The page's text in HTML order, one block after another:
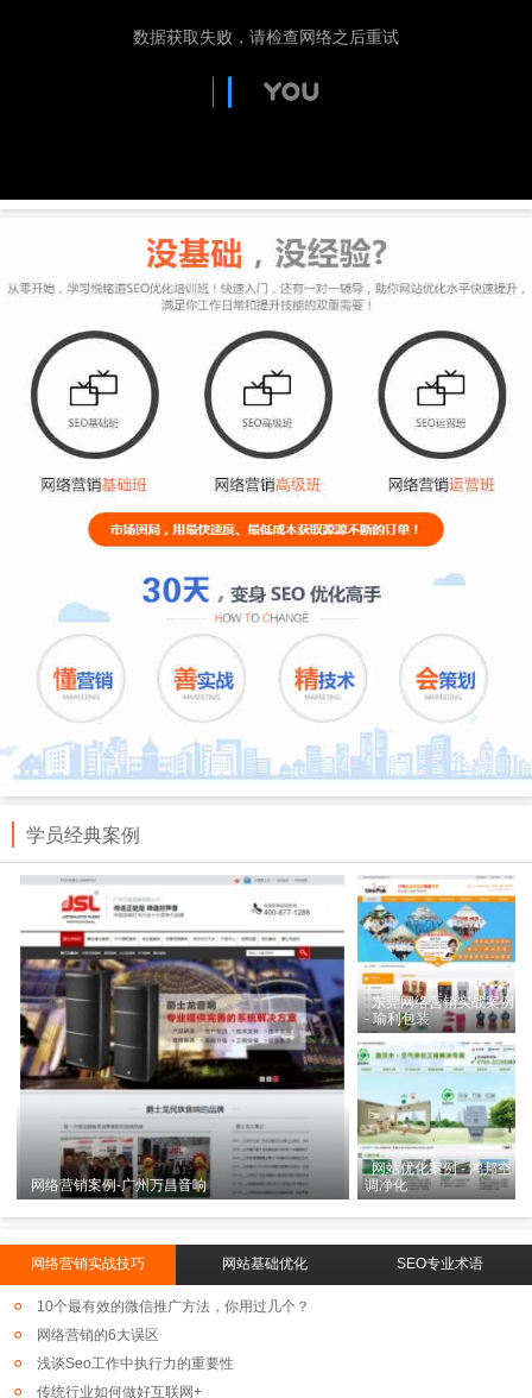
学员经典案例
网络营销案例-广州万昌音响
东莞网络营销实战案例
- 瑜利包装
网站优化案例 - 鸿邦空
调净化
网络营销实战技巧 网站基础优化 SEO专业术语
10个最有效的微信推广方法，你用过几个？
网络营销的6大误区
浅谈Seo工作中执行力的重要性
传统行业如何做好互联网+